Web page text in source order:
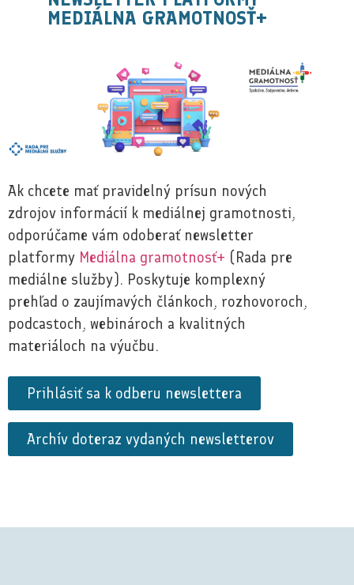
MEDIÁLNA GRAMOTNOSŤ+
Ak chcete mať pravidelný prísun nových
zdrojov informácií k mediálnej gramotnosti,
odporúčame vám odoberať newsletter
platformy Mediálna gramotnosť+ (Rada pre
mediálne služby). Poskytuje komplexný
prehľad o zaujímavých článkoch, rozhovoroch,
podcastoch, webinároch a kvalitných
materiáloch na výučbu.
Prihlásiť sa k odberu newslettera
Archív doteraz vydaných newsletterov